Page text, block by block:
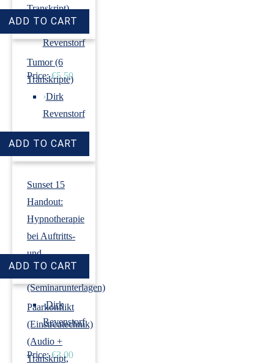
Transkript)
›Dirk
Revenstorf
Price: €5.50
Tumor (6
Transkripte)
›Dirk
Revenstorf
Price: €18.00
Sunset 15
Handout:
Hypnotherapie
bei Auftritts-
und
Prüfungsangst
(Seminarunterlagen)
›Dirk
Revenstorf
Price: €3.00
Paarkonflikt
(Einstreutechnik)
(Audio +
Transkript,